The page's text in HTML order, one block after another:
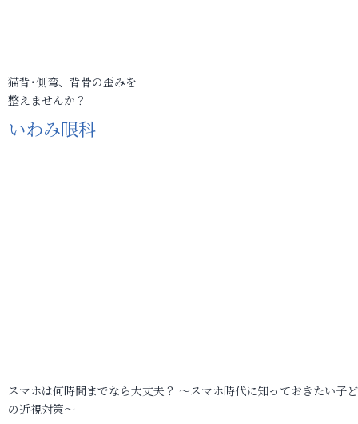
猫背･側弯、背骨の歪みを
整えませんか？
いわみ眼科
スマホは何時間までなら大丈夫？ ～スマホ時代に知っておきたい子
の近視対策～